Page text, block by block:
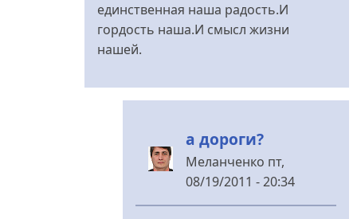
строить....
единственная наша радость.И
гордость наша.И смысл жизни
нашей.
а дороги?
Меланченко пт,
08/19/2011 - 20:34
У